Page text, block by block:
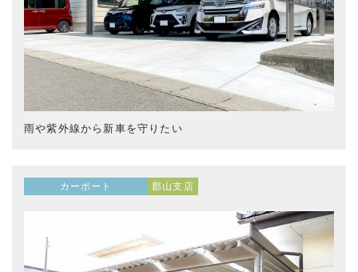
雨や紫外線から新車を守りたい
カーポート 郡山支店